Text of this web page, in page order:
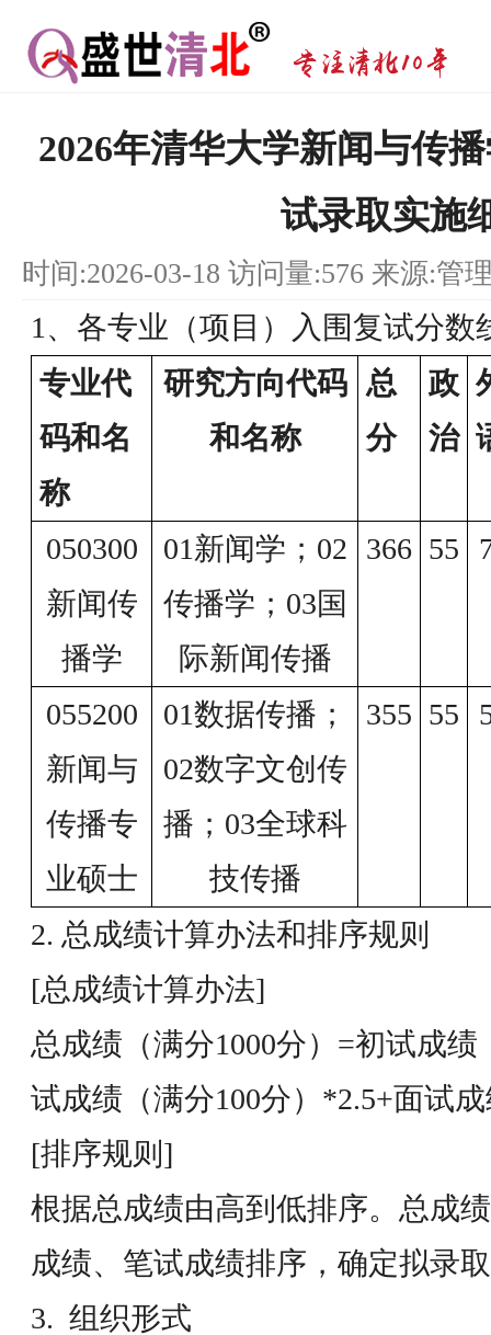
2026年清华大学新闻与传
试录取实施
时间:2026-03-18 访问量:576 来源:管
1、各专业（项目）入围复试分数
专业代
码和名
称
研究方向代码
和名称
总
分
政
治
050300
新闻传
播学
01新闻学；02
传播学；03国
际新闻传播
366 55
055200
新闻与
传播专
业硕士
01数据传播；
02数字文创传
播；03全球科
技传播
355 55
2. 总成绩计算办法和排序规则
[总成绩计算办法]
总成绩（满分1000分）=初试成
试成绩（满分100分）*2.5+面试
[排序规则]
根据总成绩由高到低排序。总成
成绩、笔试成绩排序，确定拟录
3. 组织形式